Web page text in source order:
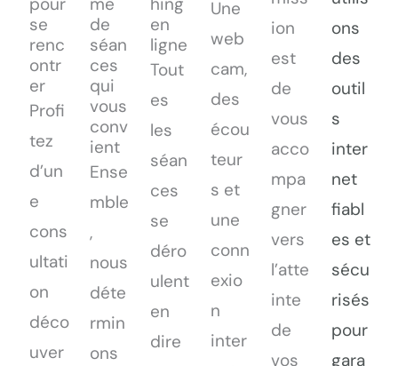
se
renc
ontr
er
Profi
tez
d’un
e
cons
ultati
on
déco
uver
de
séan
ces
qui
vous
conv
ient
Ense
mble
,
nous
déte
rmin
ons
en
ligne
Tout
es
les
séan
ces
se
déro
ulent
en
dire
Une
web
cam,
des
écou
teur
s et
une
conn
exio
n
inter
ion
est
de
vous
acco
mpa
gner
vers
l’atte
inte
de
vos
ons
des
outil
s
inter
net
fiabl
es et
sécu
risés
pour
gara